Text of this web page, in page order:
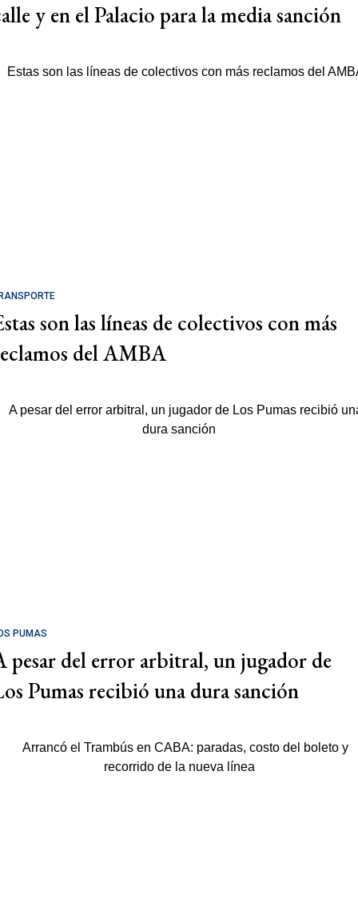
y en el Palacio para la media sanción
son las líneas de colectivos con más
del AMBA
PUMAS
pesar del error arbitral, un jugador de
Pumas recibió una dura sanción